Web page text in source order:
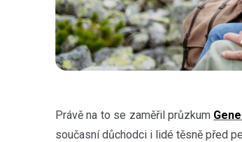
Právě na to se zaměřil průzkum
současní důchodci i lidé těsně před